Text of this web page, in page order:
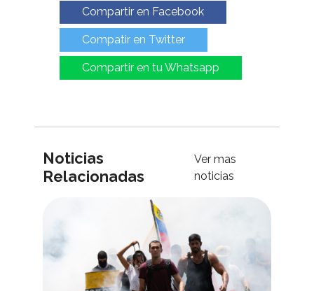
Compartir en Facebook
Compatir en Twitter
Compartir en tu Whatsapp
Noticias
Relacionadas
Ver mas
noticias